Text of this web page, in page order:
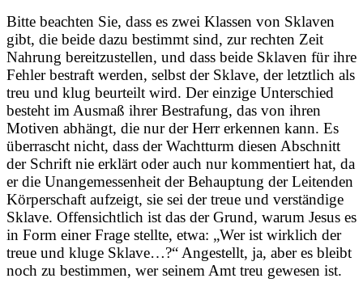
Bitte beachten Sie, dass es zwei Klassen von Sklaven
gibt, die beide dazu bestimmt sind, zur rechten Zeit
Nahrung bereitzustellen, und dass beide Sklaven für ihre
Fehler bestraft werden, selbst der Sklave, der letztlich als
treu und klug beurteilt wird. Der einzige Unterschied
besteht im Ausmaß ihrer Bestrafung, das von ihren
Motiven abhängt, die nur der Herr erkennen kann. Es
überrascht nicht, dass der Wachtturm diesen Abschnitt
der Schrift nie erklärt oder auch nur kommentiert hat, da
er die Unangemessenheit der Behauptung der Leitenden
Körperschaft aufzeigt, sie sei der treue und verständige
Sklave. Offensichtlich ist das der Grund, warum Jesus es
in Form einer Frage stellte, etwa: „Wer ist wirklich der
treue und kluge Sklave…?“ Angestellt, ja, aber es bleibt
noch zu bestimmen, wer seinem Amt treu gewesen ist.